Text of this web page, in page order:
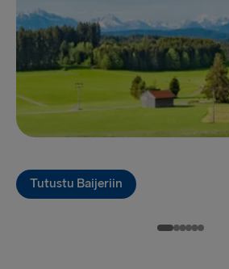
Liverpool → Belfast
Cairnryan → Belfast
Harwich → Hook of Holland
Fishguard → Rosslare
Kiel → Gothenburg
Halmstad → Grenaa
Tutustu Baijeriin